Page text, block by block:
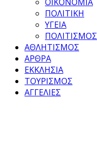
ΠΟΛΙΤΙΚΗ
ΥΓΕΙΑ
ΠΟΛΙΤΙΣΜΟΣ
ΑΘΛΗΤΙΣΜΟΣ
ΑΡΘΡΑ
ΕΚΚΛΗΣΙΑ
ΤΟΥΡΙΣΜΟΣ
ΑΓΓΕΛΙΕΣ